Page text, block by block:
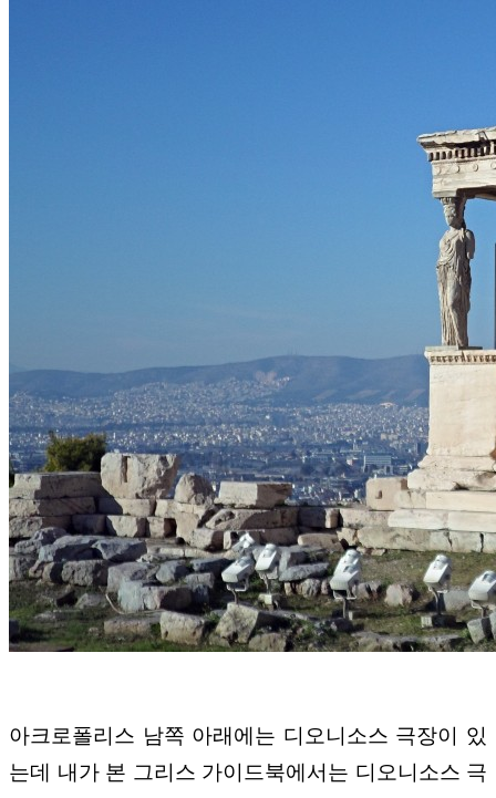
아크로폴리스 남쪽 아래에는 디오니소스 극장이 있
는데 내가 본 그리스 가이드북에서는 디오니소스 극